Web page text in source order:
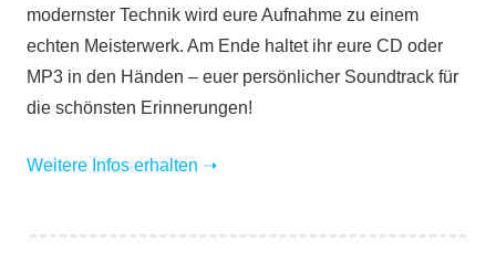
modernster Technik wird eure Aufnahme zu einem
echten Meisterwerk. Am Ende haltet ihr eure CD oder
MP3 in den Händen – euer persönlicher Soundtrack für
die schönsten Erinnerungen!
Weitere Infos erhalten ➝